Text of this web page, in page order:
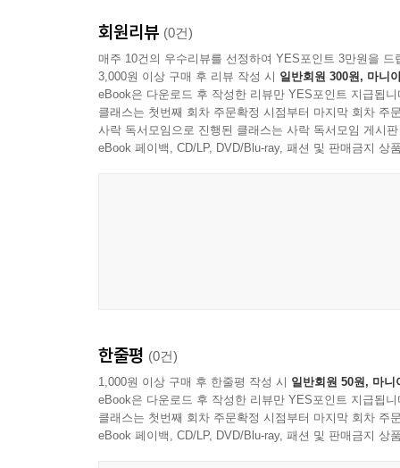
회원리뷰 (0건)
매주 10건의 우수리뷰를 선정하여 YES포인트 3만원을 드
3,000원 이상 구매 후 리뷰 작성 시 일반회원 300원, 마니
eBook은 다운로드 후 작성한 리뷰만 YES포인트 지급됩니
클래스는 첫번째 회차 주문확정 시점부터 마지막 회차 주
사락 독서모임으로 진행된 클래스는 사락 독서모임 게시
eBook 페이백, CD/LP, DVD/Blu-ray, 패션 및 판매금지 상
한줄평 (0건)
1,000원 이상 구매 후 한줄평 작성 시 일반회원 50원, 마니
eBook은 다운로드 후 작성한 리뷰만 YES포인트 지급됩니
클래스는 첫번째 회차 주문확정 시점부터 마지막 회차 주
eBook 페이백, CD/LP, DVD/Blu-ray, 패션 및 판매금지 상